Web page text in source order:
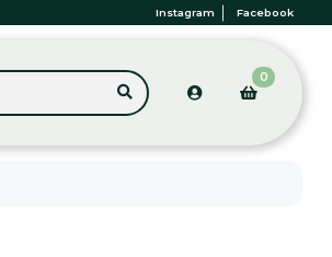
Instagram Facebook
0